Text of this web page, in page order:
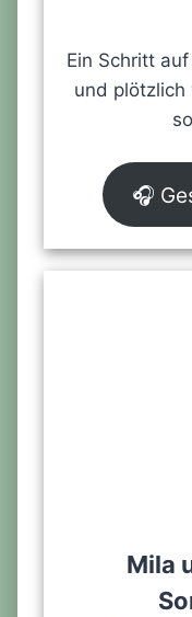
Ein Schritt
und
🎧
Mila